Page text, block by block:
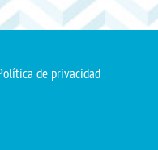
de privacidad